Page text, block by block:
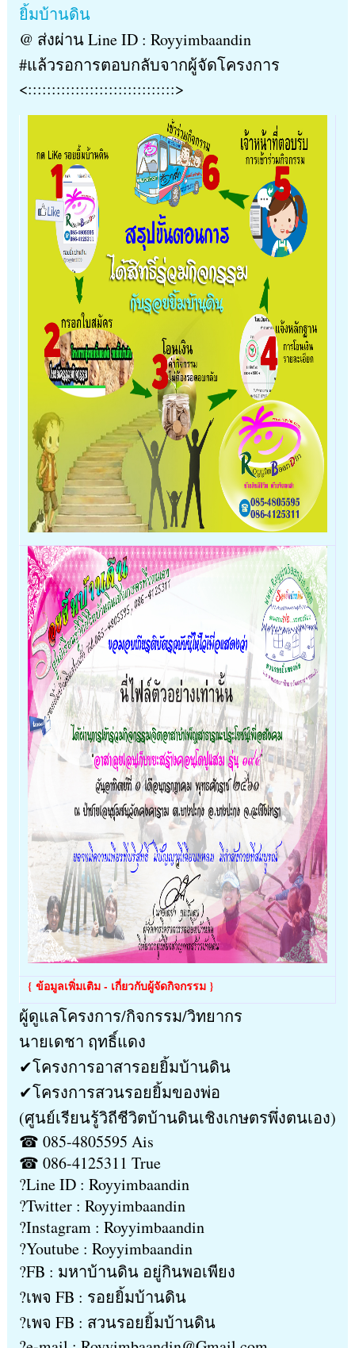
ยิ้มบ้านดิน
@ ส่งผ่าน Line ID : Royyimbaandin
#แล้วรอการตอบกลับจากผู้จัดโครงการ
<:::::::::::::::::::::::::::::::>
{ ข้อมูลเพิ่มเติม - เกี่ยวกับผู้จัดกิจกรรม }
ผู้ดูแลโครงการ/กิจกรรม/วิทยากร
นายเดชา ฤทธิ์แดง
✔โครงการอาสารอยยิ้มบ้านดิน
✔โครงการสวนรอยยิ้มของพ่อ
(ศูนย์เรียนรู้วิถีชีวิตบ้านดินเชิงเกษตรพึ่งตนเอง)
☎ 085-4805595 Ais
☎ 086-4125311 True
?Line ID : Royyimbaandin
?Twitter : Royyimbaandin
?Instagram : Royyimbaandin
?Youtube : Royyimbaandin
?FB : มหาบ้านดิน อยู่กินพอเพียง
?เพจ FB : รอยยิ้มบ้านดิน
?เพจ FB : สวนรอยยิ้มบ้านดิน